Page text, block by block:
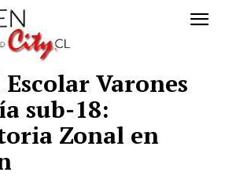
Varones
sub-18:
Zonal en